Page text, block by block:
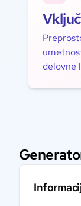
delovne